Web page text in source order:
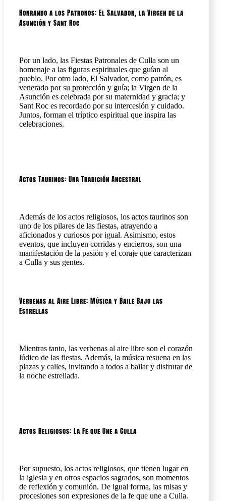
Honrando a los Patronos: El Salvador, la Virgen de la
Asunción y Sant Roc
Por un lado, las Fiestas Patronales de Culla son un
homenaje a las figuras espirituales que guían al
pueblo. Por otro lado, El Salvador, como patrón, es
venerado por su protección y guía; la Virgen de la
Asunción es celebrada por su maternidad y gracia; y
Sant Roc es recordado por su intercesión y cuidado.
Juntos, forman el tríptico espiritual que inspira las
celebraciones.
Actos Taurinos: Una Tradición Ancestral
Además de los actos religiosos, los actos taurinos son
uno de los pilares de las fiestas, atrayendo a
aficionados y curiosos por igual. Asimismo, estos
eventos, que incluyen corridas y encierros, son una
manifestación de la pasión y el coraje que caracterizan
a Culla y sus gentes.
Verbenas al Aire Libre: Música y Baile Bajo las
Estrellas
Mientras tanto, las verbenas al aire libre son el corazón
lúdico de las fiestas. Además, la música resuena en las
plazas y calles, invitando a todos a bailar y disfrutar de
la noche estrellada.
Actos Religiosos: La Fe que Une a Culla
Por supuesto, los actos religiosos, que tienen lugar en
la iglesia y en otros espacios sagrados, son momentos
de reflexión y comunión. De igual forma, las misas y
procesiones son expresiones de la fe que une a Culla.